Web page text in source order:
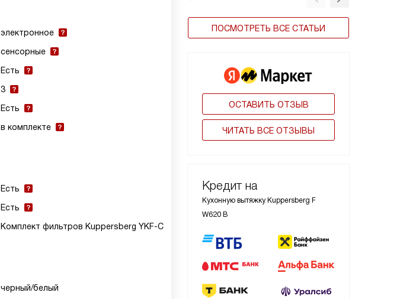
ПОСМОТРЕТЬ ВСЕ СТАТЬИ
ОСТАВИТЬ ОТЗЫВ
ЧИТАТЬ ВСЕ ОТЗЫВЫ
Кредит на
Кухонную вытяжку Kuppersberg F
W620 B
электронное
сенсорные
Есть
3
Есть
в комплекте
Есть
Есть
Комплект фильтров Kuppersberg YKF-C
черный/белый